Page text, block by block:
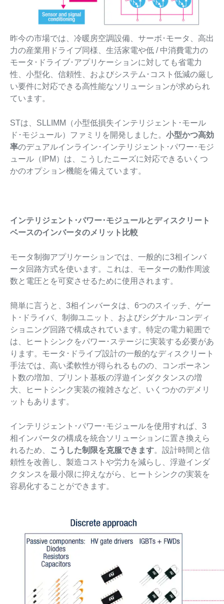
昨今の市場では、冷暖房空調設備、サーボ･モータ、高出
力の産業用ドライブ同様、生活家電や低 / 中消費電力の
モータ･ドライブ･アプリケーションに対しても省電力
性、小型化、信頼性、およびシステム･コスト低減の厳し
い要件に対応できる高性能なソリューションが求められ
ています。
STは、SLLIMM（小型低損失インテリジェント･モール
ド･モジュール）ファミリを開発しました。 小型かつ高効
率のデュアルインライン･インテリジェント･パワー･モジ
ュール（IPM）は、こうしたニーズに対応できるいくつ
かのオプション機能を備えています。
インテリジェント･パワー･モジュールとディスクリート
ベースのインバータのメリット比較
モータ制御アプリケーションでは、一般的に3相インバ
ータ回路方式を使います。これは、モーターの動作周波
数と電圧とを可変させるために使用されます。
簡単に言うと、3相インバータは、6つのスイッチ、ゲー
ト･ドライバ、制御ユニット、およびシグナル･コンディ
ショニング回路で構成されています。特定の電力範囲で
は、ヒートシンクをパワー･ステージに実装する必要があ
ります。モータ･ドライブ設計の一般的なディスクリート
手法では、高い柔軟性が得られるものの、コンポーネン
ト数の増加、プリント基板の浮遊インダクタンスの増
大、ヒートシンク実装の複雑さなど、いくつかのデメリ
ットもあります。
インテリジェント･パワー･モジュールを使用すれば、3
相インバータの構成を統合ソリューションに置き換えら
れるため、
こうした制限を克服できます。設計時間と信
頼性を改善し、製造コストや労力を減らし、浮遊インダ
クタンスを最小限に抑えながら、ヒートシンクの実装を
容易化することができます。